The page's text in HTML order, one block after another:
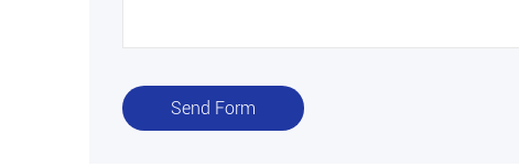
Send Form